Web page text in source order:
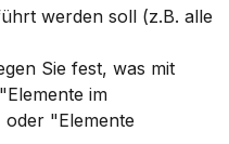
werden soll (z.B. alle
Sie fest, was mit
im
"Elemente